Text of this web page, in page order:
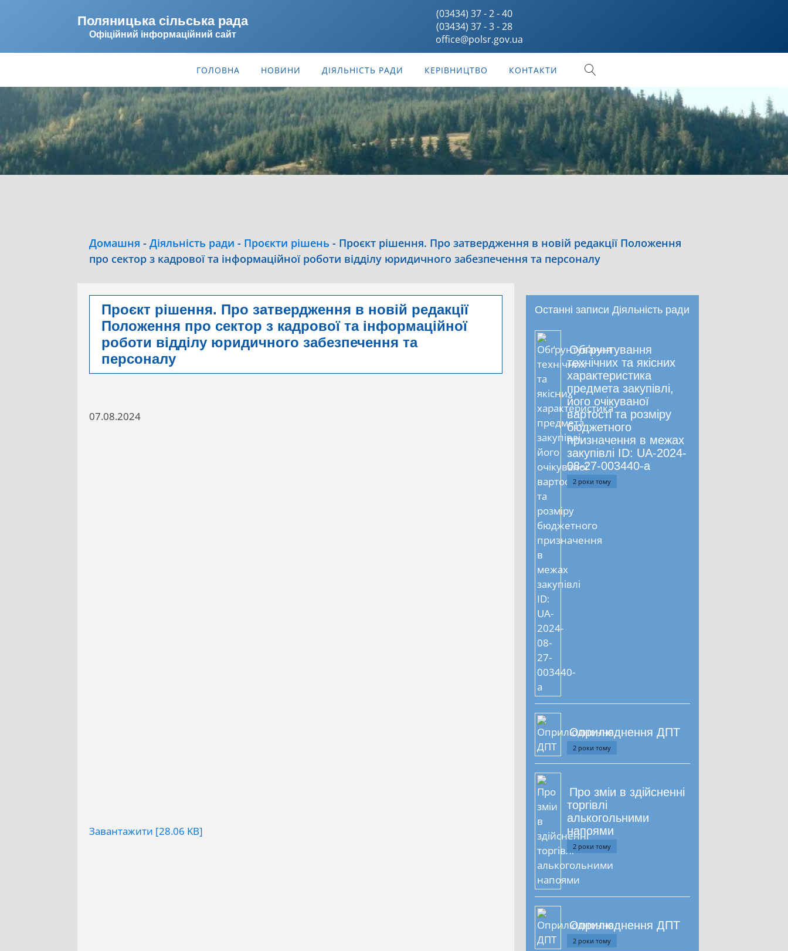
Поляницька сільська рада
Офіційний інформаційний сайт
(03434) 37 - 2 - 40
(03434) 37 - 3 - 28
office@polsr.gov.ua
ГОЛОВНА НОВИНИ ДІЯЛЬНІСТЬ РАДИ КЕРІВНИЦТВО КОНТАКТИ
Домашня - Діяльність ради - Проєкти рішень - Проєкт рішення. Про затвердження в новій редакції Положення
про сектор з кадрової та інформаційної роботи відділу юридичного забезпечення та персоналу
Проєкт рішення. Про затвердження в новій редакції
Положення про сектор з кадрової та інформаційної
роботи відділу юридичного забезпечення та
персоналу
07.08.2024
Завантажити [28.06 KB]
Останні записи Діяльність ради
Обґрунтування
технічних та якісних
характеристика
предмета закупівлі,
його очікуваної
вартості та розміру
бюджетного
призначення в межах
закупівлі ID: UA-2024-
08-27-003440-a
2 роки тому
Оприлюднення ДПТ
2 роки тому
Про зміи в здійсненні
торгівлі
алькогольними
напоями
2 роки тому
Оприлюднення ДПТ
2 роки тому